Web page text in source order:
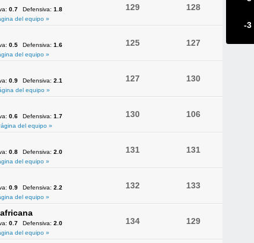
0.7 Defensiva: 1.8
del equipo »
129 128
0.5 Defensiva: 1.6
del equipo »
125 127
0.9 Defensiva: 2.1
del equipo »
127 130
0.6 Defensiva: 1.7
del equipo »
130 106
0.8 Defensiva: 2.0
del equipo »
131 131
0.9 Defensiva: 2.2
del equipo »
132 133
0.7 Defensiva: 2.0
del equipo »
134 129
-3